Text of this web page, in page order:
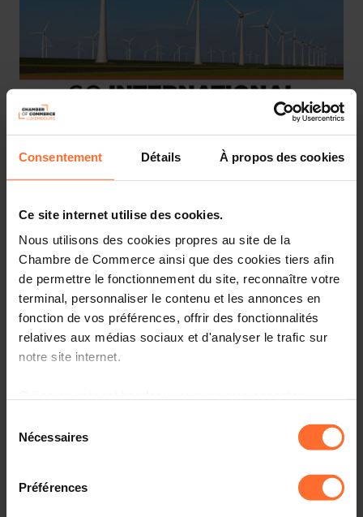
Consentement Détails À propos des cookies
Ce site internet utilise des cookies.
Nous utilisons des cookies propres au site de la
Chambre de Commerce ainsi que des cookies tiers afin
de permettre le fonctionnement du site, reconnaître votre
terminal, personnaliser le contenu et les annonces en
fonction de vos préférences, offrir des fonctionnalités
relatives aux médias sociaux et d'analyser le trafic sur
notre site internet.
à l’exception des cookies strictement nécessaires au
fonctionnement du site. Une description des différents
cookies est accessible sous l’onglet « Détails » ci-
dessus.
Nécessaires
Préférences
POLLUTEC is recognised as the reference event for
environment professionals. It is also a platform for
environmental and energy solutions for industries, cities
and regions, and a springboard for innovations and
international development.
Air, Sustainable Cities and Building, Sites and Soils,
Biodiversity, ….
When?